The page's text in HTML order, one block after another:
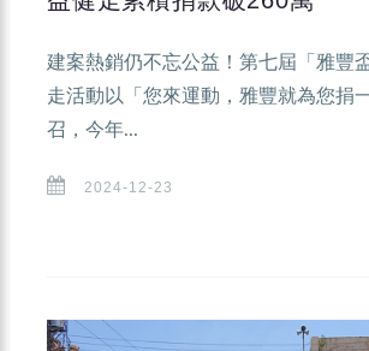
建案熱銷仍不忘公益！第七屆「雅豐
走活動以「您來運動，雅豐就為您捐
召，今年...
2024-12-23